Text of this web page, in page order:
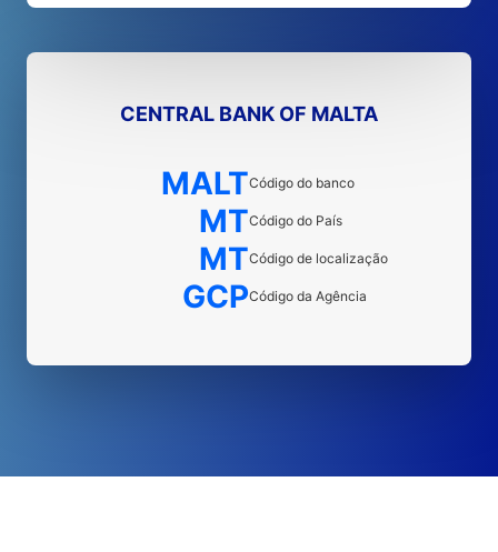
CENTRAL BANK OF MALTA
MALTCódigo do banco
MTCódigo do País
MTCódigo de localização
GCPCódigo da Agência